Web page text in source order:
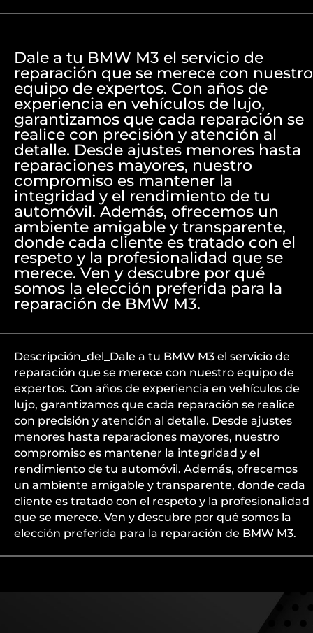
Dale a tu BMW M3 el servicio de
reparación que se merece con nuestro
equipo de expertos. Con años de
experiencia en vehículos de lujo,
garantizamos que cada reparación se
realice con precisión y atención al
detalle. Desde ajustes menores hasta
reparaciones mayores, nuestro
compromiso es mantener la
integridad y el rendimiento de tu
automóvil. Además, ofrecemos un
ambiente amigable y transparente,
donde cada cliente es tratado con el
respeto y la profesionalidad que se
merece. Ven y descubre por qué
somos la elección preferida para la
reparación de BMW M3.
Descripción_del_Dale a tu BMW M3 el servicio de
reparación que se merece con nuestro equipo de
expertos. Con años de experiencia en vehículos de
lujo, garantizamos que cada reparación se realice
con precisión y atención al detalle. Desde ajustes
menores hasta reparaciones mayores, nuestro
compromiso es mantener la integridad y el
rendimiento de tu automóvil. Además, ofrecemos
un ambiente amigable y transparente, donde cada
cliente es tratado con el respeto y la profesionalidad
que se merece. Ven y descubre por qué somos la
elección preferida para la reparación de BMW M3.